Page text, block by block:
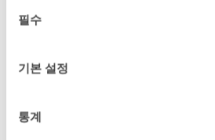
필수
기본 설정
통계
보도자료 글로벌 굴착기 어태치먼트 전문
Maskinmässan)’ 전시회에서 3세대 XTR
모델 2종을 최초로 공개하고, 압력 보상형
7종의 XTR 전 모델 전시, 역동적인 라이브
규모의 초대형 부스 운영 및 오픈에스